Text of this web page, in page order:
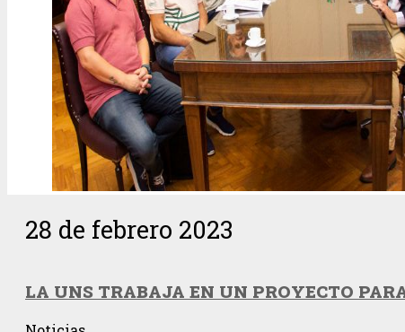
28 de febrero 2023
LA UNS TRABAJA EN UN PROYECTO